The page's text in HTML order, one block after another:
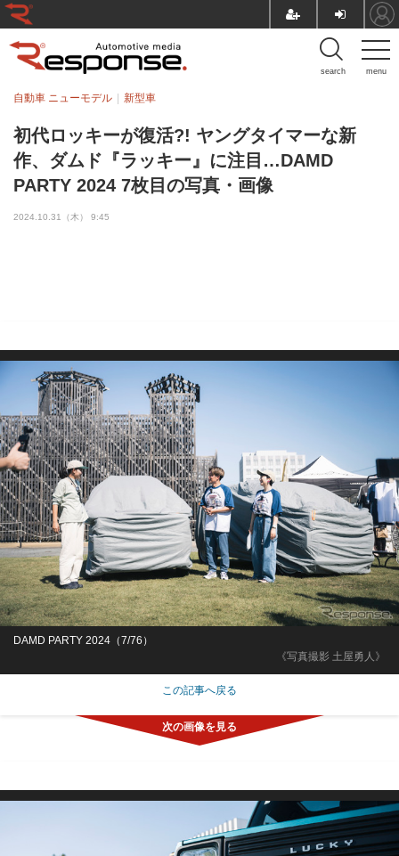
menu
search
初代ロッキーが復活?! ヤングタイマーな新
作、ダムド『ラッキー』に注目…DAMD
PARTY 2024 7枚目の写真・画像
自動車 ニューモデル 新型車
2024.10.31（木） 9:45
《写真撮影 土屋勇人》
DAMD PARTY 2024（7/76）
この記事へ戻る